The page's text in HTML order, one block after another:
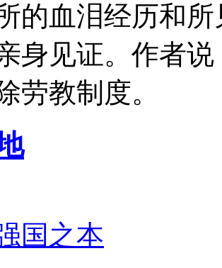
的血泪经历和
身见证。作者
劳教制度。
国之本